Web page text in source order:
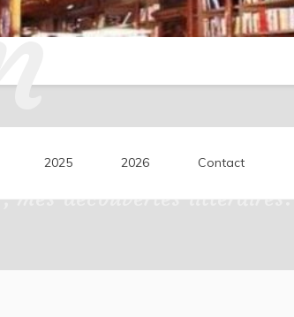
mes découvertes littéraires.
2025 2026 Contact